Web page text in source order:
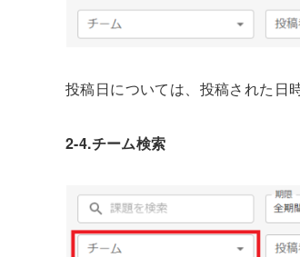
投稿日については、投稿された日
2-4.チーム検索